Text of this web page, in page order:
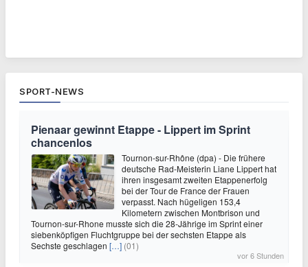
SPORT-NEWS
Pienaar gewinnt Etappe - Lippert im Sprint
chancenlos
Tournon-sur-Rhône (dpa) - Die frühere
deutsche Rad-Meisterin Liane Lippert hat
ihren insgesamt zweiten Etappenerfolg
bei der Tour de France der Frauen
verpasst. Nach hügeligen 153,4
Kilometern zwischen Montbrison und
Tournon-sur-Rhone musste sich die 28-Jährige im Sprint einer
siebenköpfigen Fluchtgruppe bei der sechsten Etappe als
Sechste geschlagen […] (01)
vor 6 Stunden